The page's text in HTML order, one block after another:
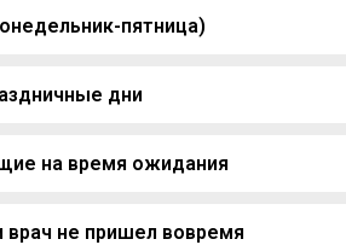
пятница)
дни
на время ожидания
врач не пришел вовремя